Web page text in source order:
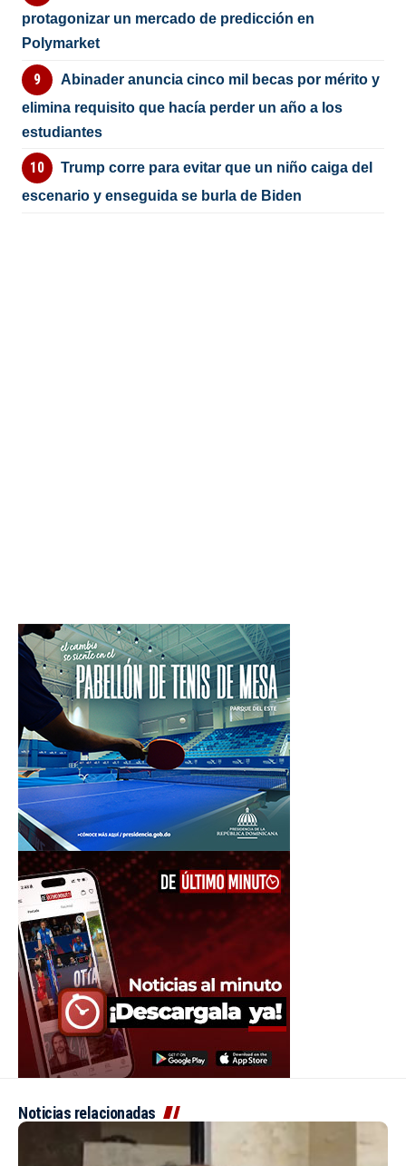
protagonizar un mercado de predicción en
Polymarket
Abinader anuncia cinco mil becas por mérito y
elimina requisito que hacía perder un año a los
estudiantes
Trump corre para evitar que un niño caiga del
escenario y enseguida se burla de Biden
Noticias relacionadas